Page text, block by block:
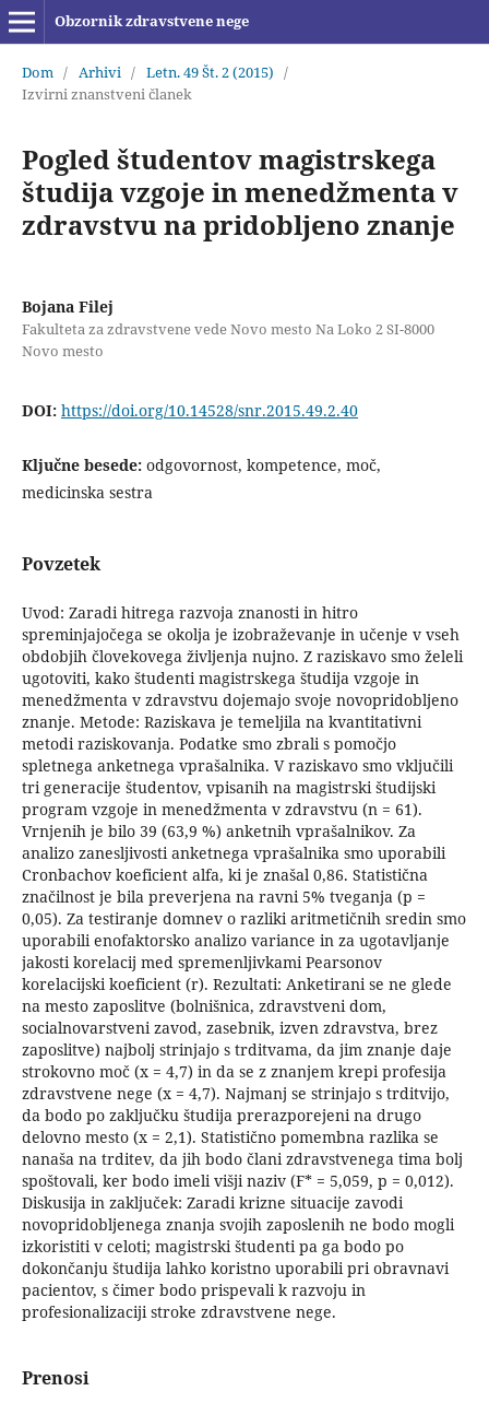
Obzornik zdravstvene nege
Dom / Arhivi / Letn. 49 Št. 2 (2015) /
Izvirni znanstveni članek
Pogled študentov magistrskega
študija vzgoje in menedžmenta v
zdravstvu na pridobljeno znanje
Bojana Filej
Fakulteta za zdravstvene vede Novo mesto Na Loko 2 SI-8000
Novo mesto
DOI: https://doi.org/10.14528/snr.2015.49.2.40
Ključne besede: odgovornost, kompetence, moč,
medicinska sestra
Povzetek
Uvod: Zaradi hitrega razvoja znanosti in hitro
spreminjajočega se okolja je izobraževanje in učenje v vseh
obdobjih človekovega življenja nujno. Z raziskavo smo želeli
ugotoviti, kako študenti magistrskega študija vzgoje in
menedžmenta v zdravstvu dojemajo svoje novopridobljeno
znanje. Metode: Raziskava je temeljila na kvantitativni
metodi raziskovanja. Podatke smo zbrali s pomočjo
spletnega anketnega vprašalnika. V raziskavo smo vključili
tri generacije študentov, vpisanih na magistrski študijski
program vzgoje in menedžmenta v zdravstvu (n = 61).
Vrnjenih je bilo 39 (63,9 %) anketnih vprašalnikov. Za
analizo zanesljivosti anketnega vprašalnika smo uporabili
Cronbachov koeficient alfa, ki je znašal 0,86. Statistična
značilnost je bila preverjena na ravni 5% tveganja (p =
0,05). Za testiranje domnev o razliki aritmetičnih sredin smo
uporabili enofaktorsko analizo variance in za ugotavljanje
jakosti korelacij med spremenljivkami Pearsonov
korelacijski koeficient (r). Rezultati: Anketirani se ne glede
na mesto zaposlitve (bolnišnica, zdravstveni dom,
socialnovarstveni zavod, zasebnik, izven zdravstva, brez
zaposlitve) najbolj strinjajo s trditvama, da jim znanje daje
strokovno moč (x = 4,7) in da se z znanjem krepi profesija
zdravstvene nege (x = 4,7). Najmanj se strinjajo s trditvijo,
da bodo po zaključku študija prerazporejeni na drugo
delovno mesto (x = 2,1). Statistično pomembna razlika se
nanaša na trditev, da jih bodo člani zdravstvenega tima bolj
spoštovali, ker bodo imeli višji naziv (F* = 5,059, p = 0,012).
Diskusija in zaključek: Zaradi krizne situacije zavodi
novopridobljenega znanja svojih zaposlenih ne bodo mogli
izkoristiti v celoti; magistrski študenti pa ga bodo po
dokončanju študija lahko koristno uporabili pri obravnavi
pacientov, s čimer bodo prispevali k razvoju in
profesionalizaciji stroke zdravstvene nege.
Prenosi